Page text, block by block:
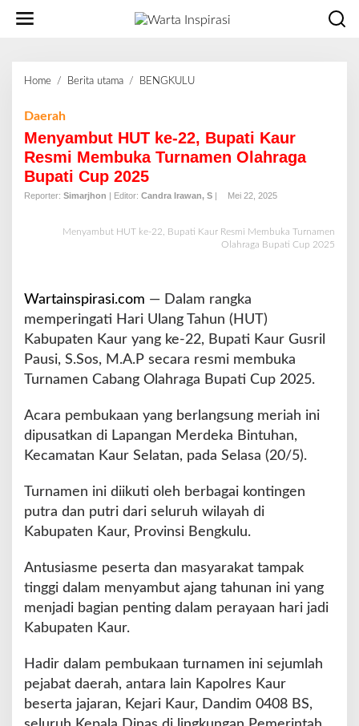
Home / Berita utama / BENGKULU
a
m
u
-
2
2
u
a
t
u
r
R
i
M
k
a
T
Daerah
Menyambut HUT ke-22, Bupati Kaur
Resmi Membuka Turnamen Olahraga
Bupati Cup 2025
Reporter: Simarjhon | Editor: Candra Irawan, S | Mei 22, 2025
Menyambut HUT ke-22, Bupati Kaur Resmi Membuka Turnamen
Olahraga Bupati Cup 2025
Wartainspirasi.com — Dalam rangka
memperingati Hari Ulang Tahun (HUT)
Kabupaten Kaur yang ke-22, Bupati Kaur Gusril
Pausi, S.Sos, M.A.P secara resmi membuka
Turnamen Cabang Olahraga Bupati Cup 2025.
Acara pembukaan yang berlangsung meriah ini
dipusatkan di Lapangan Merdeka Bintuhan,
Kecamatan Kaur Selatan, pada Selasa (20/5).
Turnamen ini diikuti oleh berbagai kontingen
putra dan putri dari seluruh wilayah di
Kabupaten Kaur, Provinsi Bengkulu.
Antusiasme peserta dan masyarakat tampak
tinggi dalam menyambut ajang tahunan ini yang
menjadi bagian penting dalam perayaan hari jadi
Kabupaten Kaur.
Hadir dalam pembukaan turnamen ini sejumlah
pejabat daerah, antara lain Kapolres Kaur
beserta jajaran, Kejari Kaur, Dandim 0408 BS,